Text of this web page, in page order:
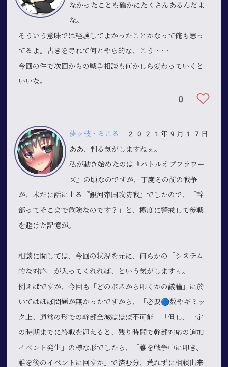
なかったことも確かにたくさんあるんだよ
な。
そういう意味では経験してよかったことかなって俺も思っ
てるよ。古きを尋ねて何とやら的な、こう……
今回の件で次回からの戦争相談も何かしら変わっていくと
いいな。
0
夢ヶ枝・るこる
2021年9月17日
ああ、判る気がしますねぇ。
私が動き始めたのは『バトルオブフラワー
ズ』の頃なのですが、丁度その前の戦争
が、未だに話に上る『銀河帝国攻防戦』でしたので、「幹
部ってそこまで危険なのです？」と、極度に警戒して参戦
を避けた記憶が。
相談に関しては、今回の状況を元に、何らかの「システム
的な対応」が入ってくれれば、という気がしますぅ。
例えばですが、今回も「どのボスから叩くかの議論」に於
いてはほぼ問題が無かったですから、「必要🔵数やギミッ
ク上、通常の形での幹部全滅はほぼ不可能」「但し、一定
の時期までに終戦を迎えると、残り時間で幹部対応の追加
イベント発生」の様な形でしたら、「誰を戦争中に叩き、
誰を後のイベントに回すか」で済む分、荒れずに相談出来